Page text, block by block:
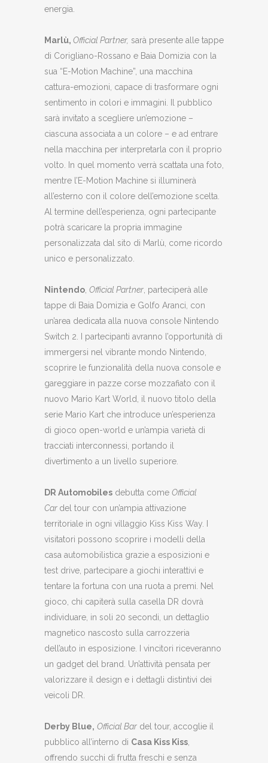
energia.
Marlù, Official Partner, sarà presente alle tappe
di Corigliano-Rossano e Baia Domizia con la
sua “E-Motion Machine”, una macchina
cattura-emozioni, capace di trasformare ogni
sentimento in colori e immagini. Il pubblico
sarà invitato a scegliere un’emozione –
ciascuna associata a un colore – e ad entrare
nella macchina per interpretarla con il proprio
volto. In quel momento verrà scattata una foto,
mentre l’E-Motion Machine si illuminerà
all’esterno con il colore dell’emozione scelta.
Al termine dell’esperienza, ogni partecipante
potrà scaricare la propria immagine
personalizzata dal sito di Marlù, come ricordo
unico e personalizzato.
Nintendo Official Partner , parteciperà alle
tappe di Baia Domizia e Golfo Aranci, con
un’area dedicata alla nuova console Nintendo
Switch 2. I partecipanti avranno l’opportunità di
immergersi nel vibrante mondo Nintendo,
scoprire le funzionalità della nuova console e
gareggiare in pazze corse mozzafiato con il
nuovo Mario Kart World, il nuovo titolo della
serie Mario Kart che introduce un’esperienza
di gioco open-world e un’ampia varietà di
tracciati interconnessi, portando il
divertimento a un livello superiore.
DR Automobiles debutta come Official
Car del tour con un’ampia attivazione
territoriale in ogni villaggio Kiss Kiss Way. I
visitatori possono scoprire i modelli della
casa automobilistica grazie a esposizioni e
test drive, partecipare a giochi interattivi e
tentare la fortuna con una ruota a premi. Nel
gioco, chi capiterà sulla casella DR dovrà
individuare, in soli 20 secondi, un dettaglio
magnetico nascosto sulla carrozzeria
dell’auto in esposizione. I vincitori riceveranno
un gadget del brand. Un’attività pensata per
valorizzare il design e i dettagli distintivi dei
veicoli DR.
Derby Blue, Official Bar del tour, accoglie il
pubblico all’interno di Casa Kiss Kiss
offrendo succhi di frutta freschi e senza